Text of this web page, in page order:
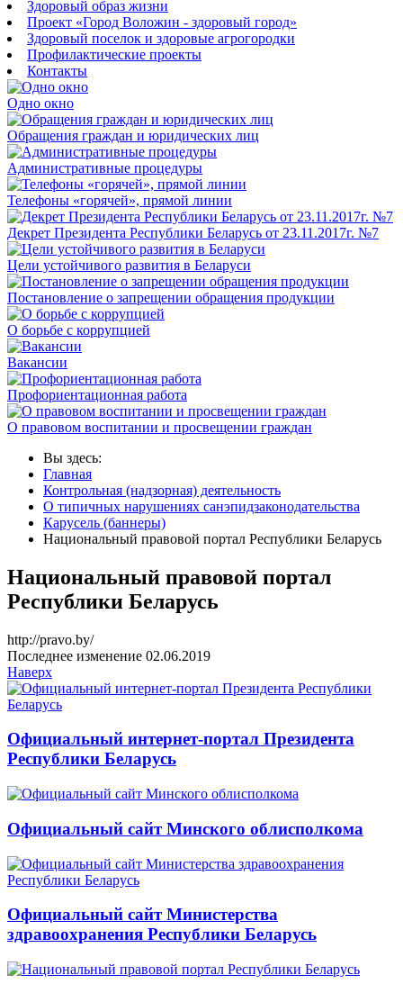
Здоровый образ жизни
Проект «Город Воложин - здоровый город»
Здоровый поселок и здоровые агрогородки
Профилактические проекты
Контакты
Одно окно
Обращения граждан и юридических лиц
Административные процедуры
Телефоны «горячей», прямой линии
Декрет Президента Республики Беларусь от 23.11.2017г. №7
Цели устойчивого развития в Беларуси
Постановление о запрещении обращения продукции
О борьбе с коррупцией
Вакансии
Профориентационная работа
О правовом воспитании и просвещении граждан
Вы здесь:
Главная
Контрольная (надзорная) деятельность
О типичных нарушениях санэпидзаконодательства
Карусель (баннеры)
Национальный правовой портал Республики Беларусь
Национальный правовой портал
Республики Беларусь
http://pravo.by/
Последнее изменение 02.06.2019
Наверх
Официальный интернет-портал Президента
Республики Беларусь
Официальный сайт Минского облисполкома
Официальный сайт Министерства
здравоохранения Республики Беларусь